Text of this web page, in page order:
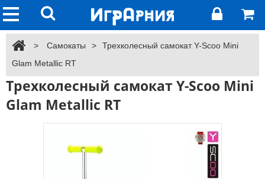
> Самокаты >
Трехколесный самокат Y-Scoo Mini
Glam Metallic RT
Трехколесный самокат Y-Scoo Mini
Glam Metallic RT